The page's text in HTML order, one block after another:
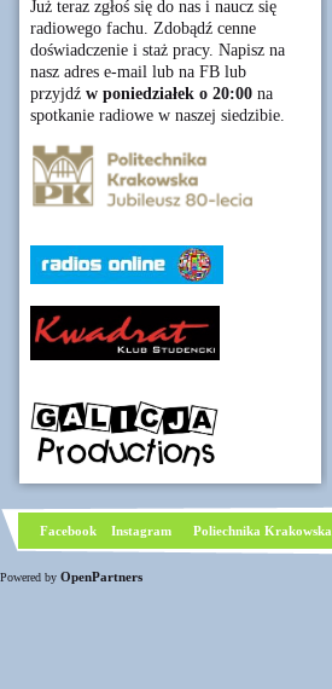
Już teraz zgłoś się do nas i naucz się
radiowego fachu. Zdobądź cenne
doświadczenie i staż pracy. Napisz na
nasz adres e-mail lub na FB lub
przyjdź w poniedziałek o 20:00 na
spotkanie radiowe w naszej siedzibie.
Facebook Instagram Poliechnika Krakowska
Powered by OpenPartners